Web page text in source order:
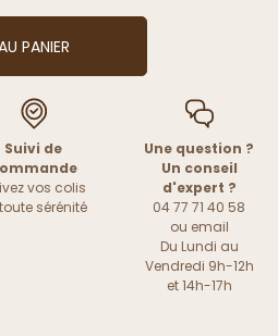
PANIER
Suivi de
vos colis
sérénité
Une question ?
Un conseil
d'expert ?
04 77 71 40 58
ou email
Du Lundi au
Vendredi 9h-12h
et 14h-17h